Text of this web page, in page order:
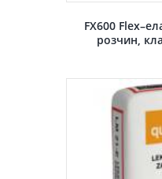
FX600
розчин,